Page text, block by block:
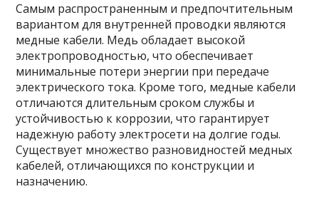
Самым распространенным и предпочтительным
вариантом для внутренней проводки являются
медные кабели. Медь обладает высокой
электропроводностью, что обеспечивает
минимальные потери энергии при передаче
электрического тока. Кроме того, медные кабели
отличаются длительным сроком службы и
устойчивостью к коррозии, что гарантирует
надежную работу электросети на долгие годы.
Существует множество разновидностей медных
кабелей, отличающихся по конструкции и
назначению.